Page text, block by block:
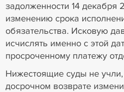
задолженности 14 декабря
изменению срока
обязательства. Исковую
исчислять именно с этой
просроченному платежу
Нижестоящие суды не
досрочном возврате